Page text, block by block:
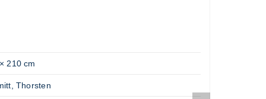
210 cm
Thorsten